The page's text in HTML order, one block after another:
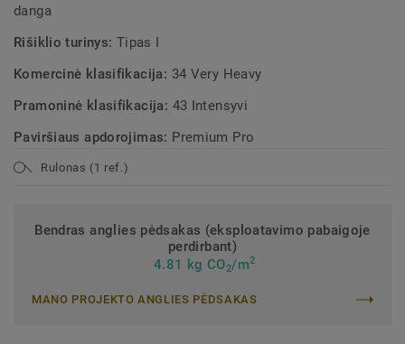
danga
Rišiklio turinys: Tipas I
Komercinė klasifikacija: 34 Very Heavy
Pramoninė klasifikacija: 43 Intensyvi
Paviršiaus apdorojimas: Premium Pro
Rulonas (1 ref.)
Bendras anglies pėdsakas (eksploatavimo pabaigoje
perdirbant)
4.81 kg CO2/m2
MANO PROJEKTO ANGLIES PĖDSAKAS